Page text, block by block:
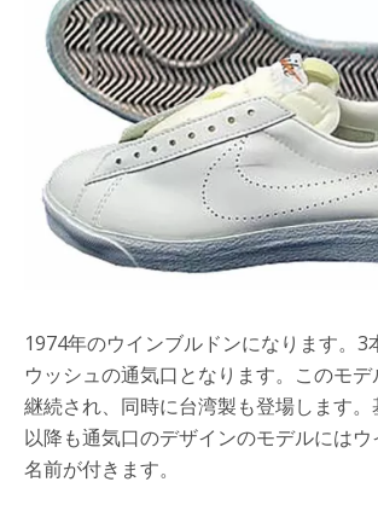
1974年のウインブルドンになります。3
ウッシュの通気口となります。このモ
継続され、同時に台湾製も登場します
以降も通気口のデザインのモデルには
名前が付きます。